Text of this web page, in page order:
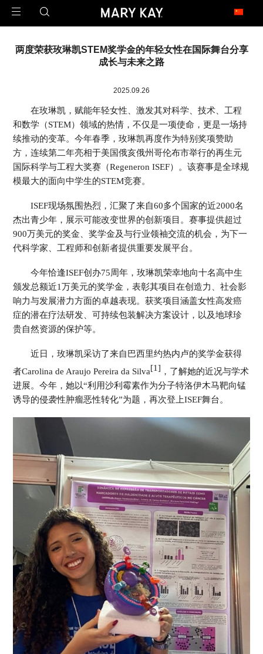
两度荣获玫琳凯STEM奖学金的年轻女性在国际舞台分享
成长与未来之路
2025.09.26
在玫琳凯，赋能年轻女性、激发其对科学、技术、工程
和数学（STEM）领域的热情，不仅是一项使命，更是一场持
续推动的变革。今年春季，玫琳凯再度作为特别奖项赞助
方，连续第二年亮相于美国俄亥俄州哥伦布市举行的再生元
国际科学与工程大奖赛（Regeneron ISEF）。该赛事是全球规
模最大的面向中学生的STEM竞赛。
ISEF现场氛围热烈，汇聚了来自60多个国家的近2000名
杰出青少年，展示可能改变世界的创新项目。赛事提供超过
900万美元的奖金、奖学金及与行业领袖交流的机会，为下一
代科学家、工程师和创新者提供重要发展平台。
今年恰逢ISEF创办75周年，玫琳凯荣幸地向十名高中生
颁发总额近1万美元的奖学金，表彰其项目在创造力、社会影
响力与发展潜力方面的卓越表现。获奖项目涵盖女性高发癌
症的潜在疗法研发、可持续包装解决方案设计，以及地球珍
贵自然资源的保护等。
近日，玫琳凯采访了来自巴西里约热内卢的奖学金获得
者Carolina de Araujo Pereira da Silva[1] ，了解她的近况与学术
进展。今年，她以“利用沙利霉素作为分子特洛伊木马靶向锰
诱导的侵袭性肿瘤恶性转化”为题，再次登上ISEF舞台。
1971年2月23日，玫琳凯公司在澳大利亚开设了第一家子公司，这是玫琳凯迈向
United States 美国 Canada 加拿大
亚 太
China 中国大陆
China - Hongkong 中国香港
China - Taiwan 中国台湾
Armenia 亚美尼亚
Singapore 新加坡
拉 美
Argentina 阿根廷
Brazil 巴西
Colombia 哥伦比亚
EI Salvador 萨尔瓦多
Guatemala 危地马拉
Mexico 墨西哥
Uruguay 乌拉圭
Peru 秘鲁
欧 洲
Belarus 白俄罗斯
Finland 芬兰
Ireland 爱尔兰
Kazakhstan 哈萨克斯坦
Lithuania 立陶宛
Moldova 摩尔多瓦
Netherlands 荷兰
Norway 挪威
Poland 波兰
Portugal 葡萄牙
Spain 西班牙
Sweden 瑞典
Switzerland 瑞士
United Kingdom 英国